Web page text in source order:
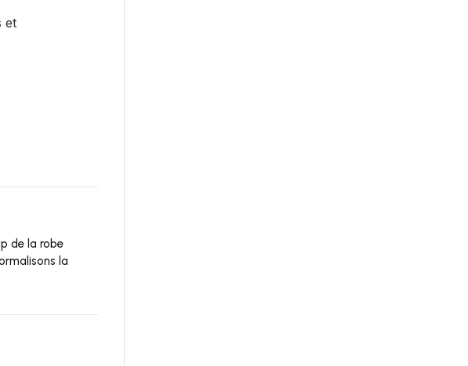
et
de la robe
la